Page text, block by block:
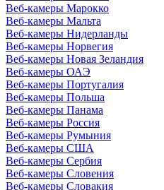
Веб-камеры Марокко
Веб-камеры Мальта
Веб-камеры Нидерланды
Веб-камеры Норвегия
Веб-камеры Новая Зеландия
Веб-камеры ОАЭ
Веб-камеры Португалия
Веб-камеры Польша
Веб-камеры Панама
Веб-камеры Россия
Веб-камеры Румыния
Веб-камеры США
Веб-камеры Сербия
Веб-камеры Словения
Веб-камеры Словакия